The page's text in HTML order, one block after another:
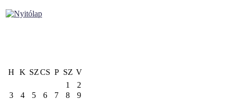
H K SZCS P SZ V
1
2
3
4 5 6 7 8
9